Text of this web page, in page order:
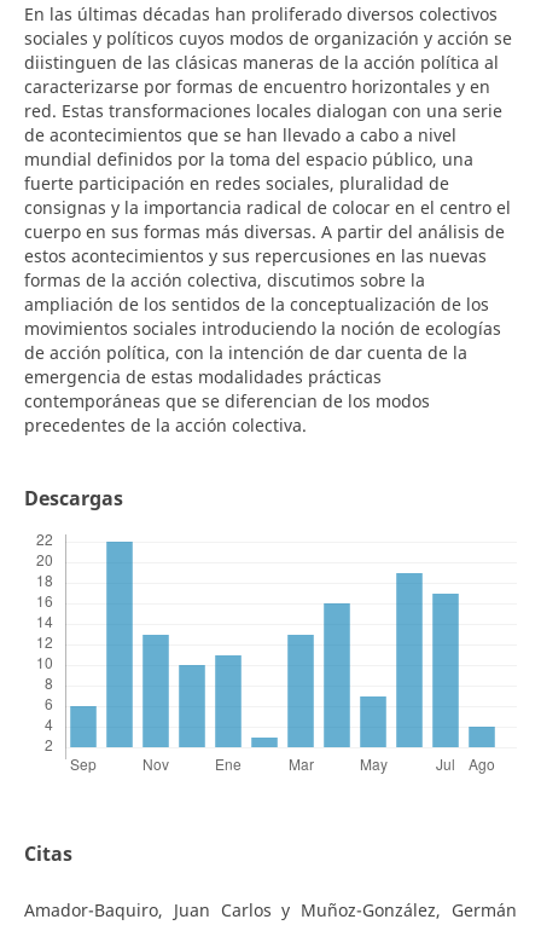
En las últimas décadas han proliferado diversos colectivos
sociales y políticos cuyos modos de organización y acción se
diistinguen de las clásicas maneras de la acción política al
caracterizarse por formas de encuentro horizontales y en
red. Estas transformaciones locales dialogan con una serie
de acontecimientos que se han llevado a cabo a nivel
mundial definidos por la toma del espacio público, una
fuerte participación en redes sociales, pluralidad de
consignas y la importancia radical de colocar en el centro el
cuerpo en sus formas más diversas. A partir del análisis de
estos acontecimientos y sus repercusiones en las nuevas
formas de la acción colectiva, discutimos sobre la
ampliación de los sentidos de la conceptualización de los
movimientos sociales introduciendo la noción de ecologías
de acción política, con la intención de dar cuenta de la
emergencia de estas modalidades prácticas
contemporáneas que se diferencian de los modos
precedentes de la acción colectiva.
Descargas
Citas
Amador-Baquiro, Juan Carlos y Muñoz-González, Germán